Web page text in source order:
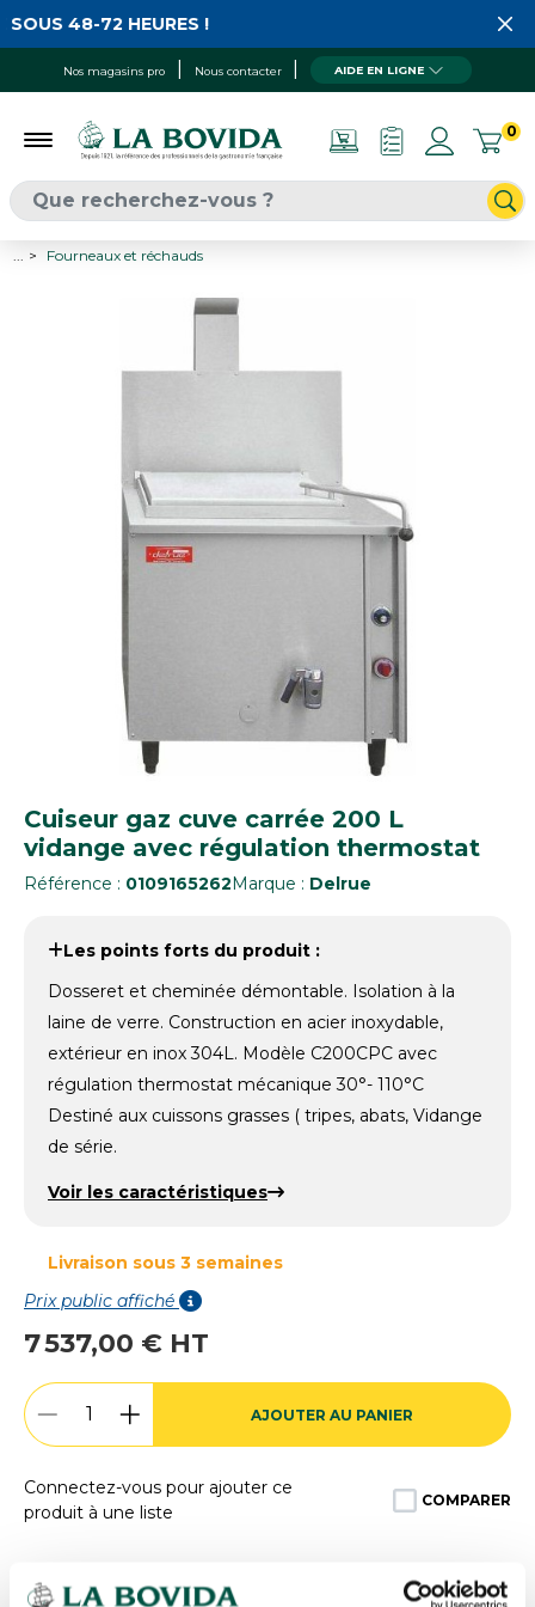
Nos magasins pro Nous contacter AIDE EN LIGNE
0
48-72 HEURES !
Fourneaux et réchauds
Cuiseur gaz cuve carrée 200 L
vidange avec régulation thermostat
Référence : 0109165262Marque : Delrue
Les points forts du produit :
Dosseret et cheminée démontable. Isolation à la
laine de verre. Construction en acier inoxydable,
extérieur en inox 304L. Modèle C200CPC avec
régulation thermostat mécanique 30°- 110°C
Destiné aux cuissons grasses ( tripes, abats, Vidange
de série.
Voir les caractéristiques
Livraison sous 3 semaines
Prix public affiché
7 537,00 € HT
AJOUTER AU PANIER
Connectez-vous pour ajouter ce
produit à une liste
COMPARER
Expéditionrapide